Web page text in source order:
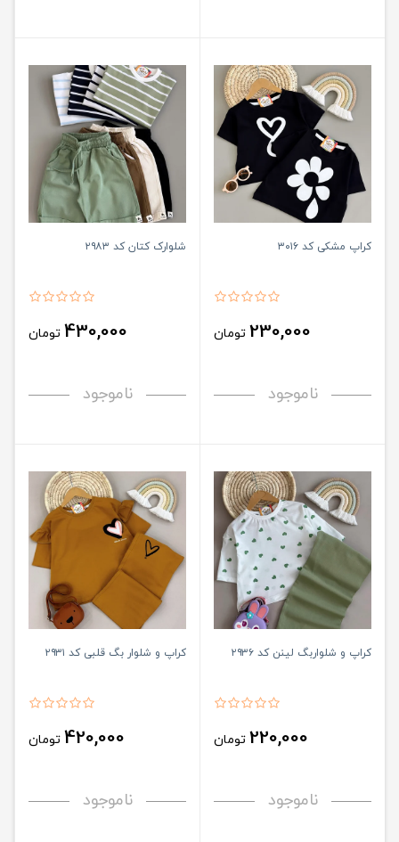
کراپ مشکی کد ۳۰۱۶
230,000 تومان
ناموجود
شلوارک کتان کد ۲۹۸۳
430,000 تومان
ناموجود
کراپ و شلواربگ لینن کد ۲۹۳۶
220,000 تومان
ناموجود
کراپ و شلوار بگ قلبی کد ۲۹۳۱
420,000 تومان
ناموجود